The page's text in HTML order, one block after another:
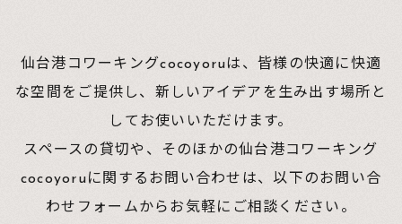
仙台港コワーキングcocoyoruは、皆様の快適に快適
な空間をご提供し、新しいアイデアを生み出す場所と
してお使いいただけます。
スペースの貸切や、そのほかの仙台港コワーキング
cocoyoruに関するお問い合わせは、 以下のお問い合
わせフォームからお気軽にご相談ください。